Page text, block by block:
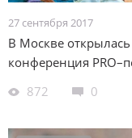
27 сентября 2017
В Москве открылась
конференция
872
0